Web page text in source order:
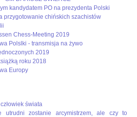
kandydatem PO na prezydenta Polski
przygotowanie chińskich szachistów
Chess-Meeting 2019
Polslki - transmisja na żywo
2019
roku 2018
Europy
świata
utrudni zostanie arcymistrzem, ale czy to